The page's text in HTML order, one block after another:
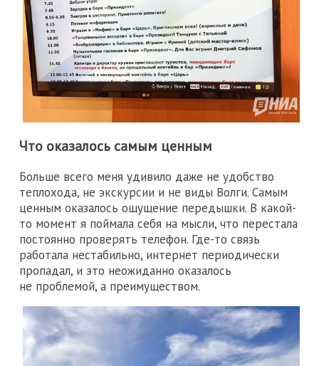
Что оказалось самым ценным
Больше всего меня удивило даже не удобство
теплохода, не экскурсии и не виды Волги. Самым
ценным оказалось ощущение передышки. В какой-
то момент я поймала себя на мысли, что перестала
постоянно проверять телефон. Где-то связь
работала нестабильно, интернет периодически
пропадал, и это неожиданно оказалось
не проблемой, а преимуществом.